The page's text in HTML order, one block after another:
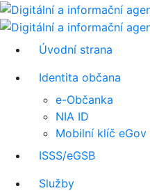
Úvodní strana
Identita občana
e-Občanka
NIA ID
Mobilní klíč eGov
ISSS/eGSB
Služby